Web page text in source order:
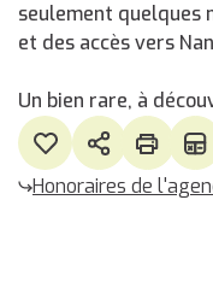
seulement quelques
et des accès vers
Un bien rare, à
Honoraires de